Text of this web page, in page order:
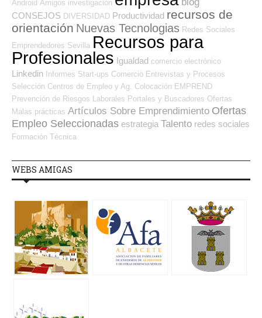
Android Amigos investigación
CONSEJOS DIVERSIDAD Productividad recursos de
orientación Nuevas Tecnologias Redes Sociales
Emprendedores Sevilla Recursos para
Profesionales Igualdad comercio electrónico
Linkedin Informes Start-ups Comercio Entrevistas y Procesos
Selección Centros de Empleo y Ag. Colocación EMPREND
Prevención de Riesgos Laborales Portales y Buscadores Ofertas
Malas prácticas Artículos Sobre Emprendimiento Ofertas
Empleo Seleccionadas estrategia Talento redes sociales
Formación Técnica
WEBS AMIGAS